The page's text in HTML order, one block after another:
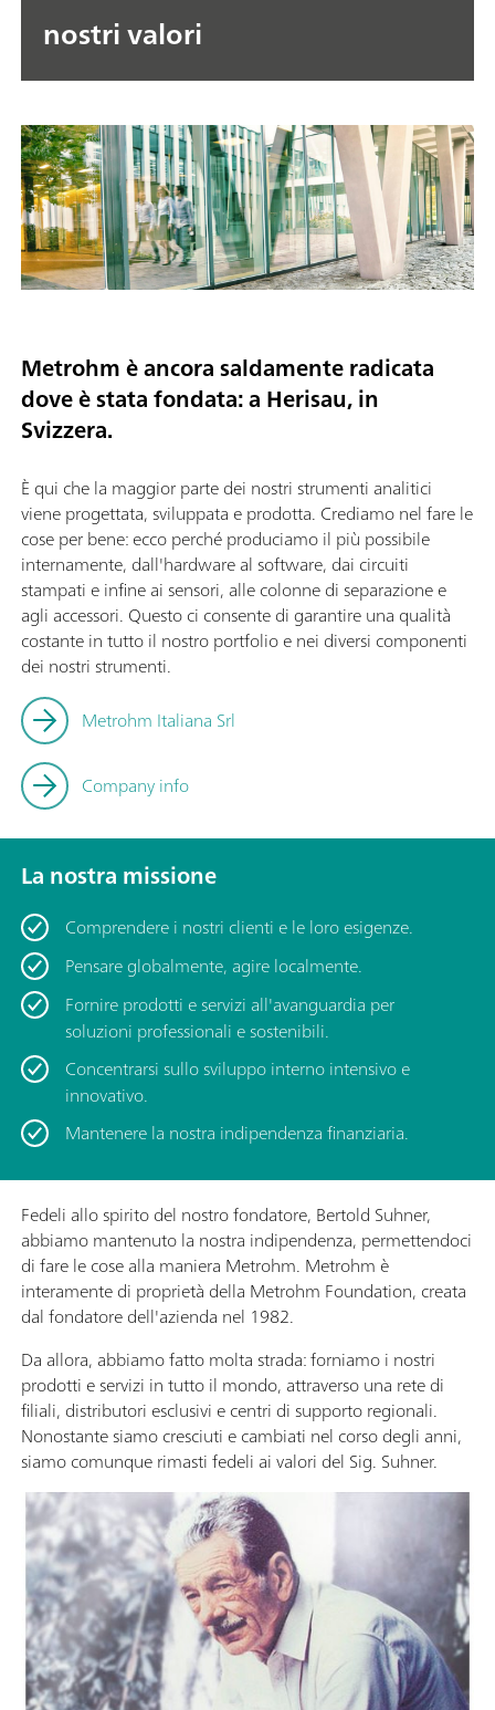
nostri valori
Metrohm è ancora saldamente radicata
dove è stata fondata: a Herisau, in
Svizzera.
È qui che la maggior parte dei nostri strumenti analitici
viene progettata, sviluppata e prodotta. Crediamo nel fare le
cose per bene: ecco perché produciamo il più possibile
internamente, dall'hardware al software, dai circuiti
stampati e infine ai sensori, alle colonne di separazione e
agli accessori. Questo ci consente di garantire una qualità
costante in tutto il nostro portfolio e nei diversi componenti
dei nostri strumenti.
Metrohm Italiana Srl
Company info
La nostra missione
Comprendere i nostri clienti e le loro esigenze.
Pensare globalmente, agire localmente.
Fornire prodotti e servizi all'avanguardia per
soluzioni professionali e sostenibili.
Concentrarsi sullo sviluppo interno intensivo e
innovativo.
Mantenere la nostra indipendenza finanziaria.
Fedeli allo spirito del nostro fondatore, Bertold Suhner,
abbiamo mantenuto la nostra indipendenza, permettendoci
di fare le cose alla maniera Metrohm. Metrohm è
interamente di proprietà della Metrohm Foundation, creata
dal fondatore dell'azienda nel 1982.
Da allora, abbiamo fatto molta strada: forniamo i nostri
prodotti e servizi in tutto il mondo, attraverso una rete di
filiali, distributori esclusivi e centri di supporto regionali.
Nonostante siamo cresciuti e cambiati nel corso degli anni,
siamo comunque rimasti fedeli ai valori del Sig. Suhner.